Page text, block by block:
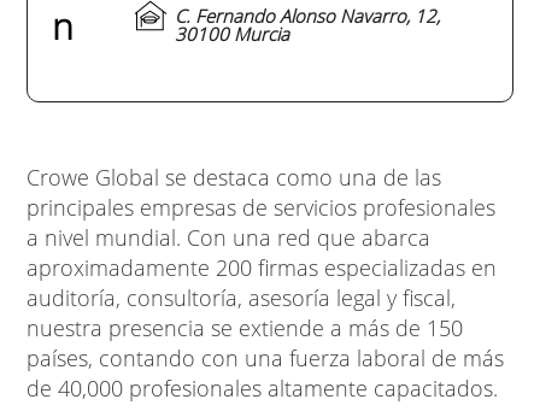
n
C. Fernando Alonso Navarro, 12,
30100 Murcia
Crowe Global se destaca como una de las
principales empresas de servicios profesionales
a nivel mundial. Con una red que abarca
aproximadamente 200 firmas especializadas en
auditoría, consultoría, asesoría legal y fiscal,
nuestra presencia se extiende a más de 150
países, contando con una fuerza laboral de más
de 40,000 profesionales altamente capacitados.